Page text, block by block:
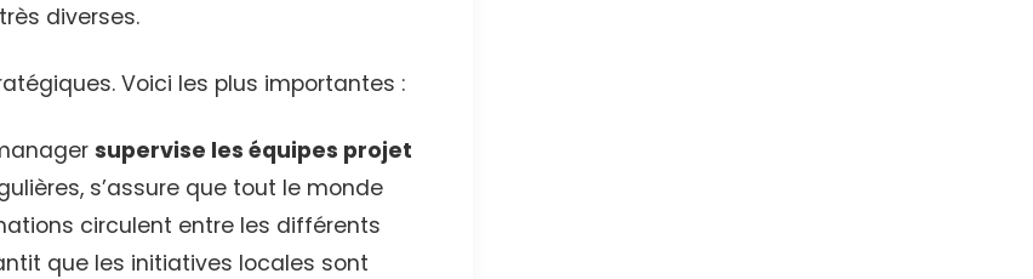
diverses.
Voici les plus importantes :
supervise les équipes projet
s’assure que tout le monde
circulent entre les différents
que les initiatives locales sont